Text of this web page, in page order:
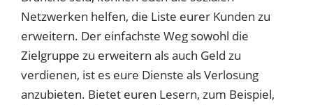
Netzwerken helfen, die Liste eurer Kunden zu
erweitern. Der einfachste Weg sowohl die
Zielgruppe zu erweitern als auch Geld zu
verdienen, ist es eure Dienste als Verlosung
anzubieten. Bietet euren Lesern, zum Beispiel,